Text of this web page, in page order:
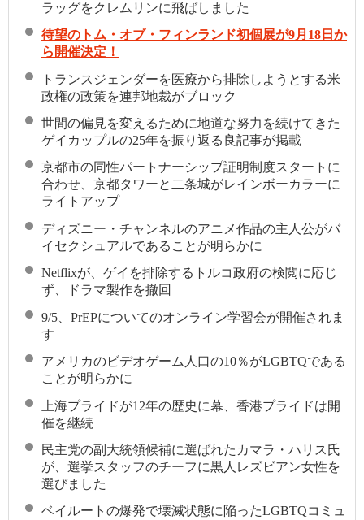
ラッグをクレムリンに飛ばしました
待望のトム・オブ・フィンランド初個展が9月18日か
ら開催決定！
トランスジェンダーを医療から排除しようとする米
政権の政策を連邦地裁がブロック
世間の偏見を変えるために地道な努力を続けてきた
ゲイカップルの25年を振り返る良記事が掲載
京都市の同性パートナーシップ証明制度スタートに
合わせ、京都タワーと二条城がレインボーカラーに
ライトアップ
ディズニー・チャンネルのアニメ作品の主人公がバ
イセクシュアルであることが明らかに
Netflixが、ゲイを排除するトルコ政府の検閲に応じ
ず、ドラマ製作を撤回
9/5、PrEPについてのオンライン学習会が開催されま
す
アメリカのビデオゲーム人口の10％がLGBTQである
ことが明らかに
上海プライドが12年の歴史に幕、香港プライドは開
催を継続
民主党の副大統領候補に選ばれたカマラ・ハリス氏
が、選挙スタッフのチーフに黒人レズビアン女性を
選びました
ベイルートの爆発で壊滅状態に陥ったLGBTQコミュ